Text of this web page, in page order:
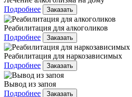
Подробнее
Заказать
Реабилитация для алкоголиков
Подробнее
Заказать
Реабилитация для наркозависимых
Подробнее
Заказать
Вывод из запоя
Подробнее
Заказать